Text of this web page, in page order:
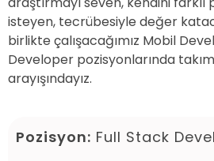
isteyen, tecrübesiyle değer
birlikte çalışacağımız Mobil
Developer pozisyonlarında
arayışındayız.
Pozisyon: Full Stack